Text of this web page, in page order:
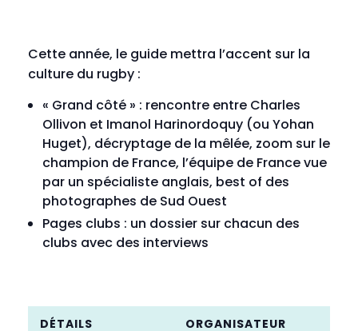
Cette année, le guide mettra l’accent sur la
culture du rugby :
« Grand côté » : rencontre entre Charles
Ollivon et Imanol Harinordoquy (ou Yohan
Huget), décryptage de la mêlée, zoom sur le
champion de France, l’équipe de France vue
par un spécialiste anglais, best of des
photographes de Sud Ouest
Pages clubs : un dossier sur chacun des
clubs avec des interviews
DÉTAILS
ORGANISATEUR